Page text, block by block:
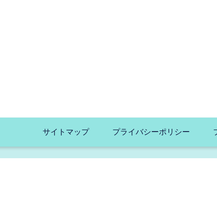
サイトマップ プライバシーポリシー